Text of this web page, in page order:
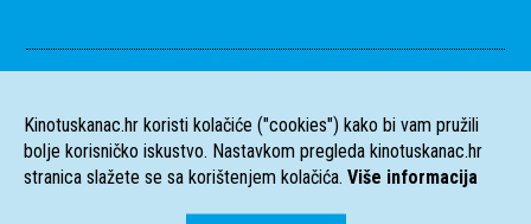
Kinotuskanac.hr koristi kolačiće ("cookies") kako bi vam pružili
bolje korisničko iskustvo. Nastavkom pregleda kinotuskanac.hr
stranica slažete se sa korištenjem kolačića. Više informacija